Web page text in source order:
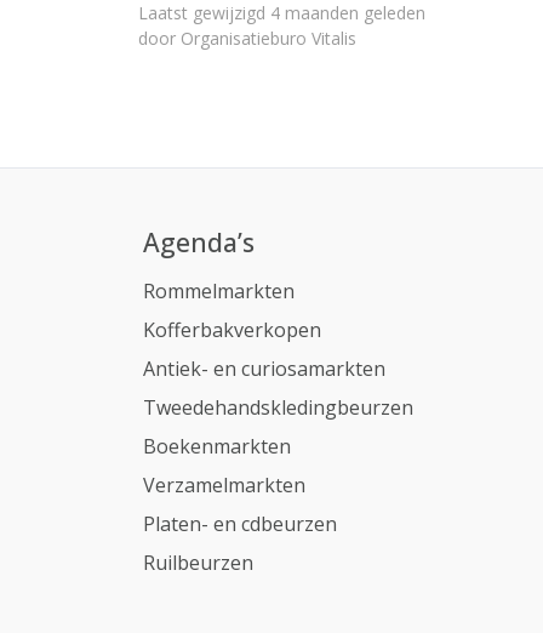
Laatst gewijzigd 4 maanden geleden
door Organisatieburo Vitalis
Agenda’s
Rommelmarkten
Kofferbakverkopen
Antiek- en curiosamarkten
Tweedehandskledingbeurzen
Boekenmarkten
Verzamelmarkten
Platen- en cdbeurzen
Ruilbeurzen